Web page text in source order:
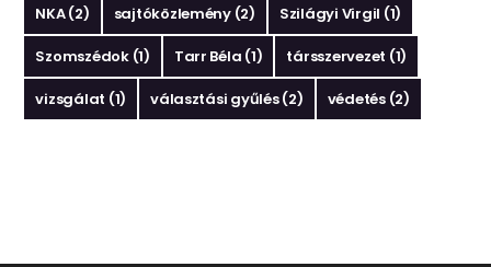
NKA(2) sajtóközlemény(2) Szilágyi Virgil (1)
Szomszédok(1) Tarr Béla (1) társszervezet (1)
vizsgálat (1) választási gyűlés(2) védetés(2)